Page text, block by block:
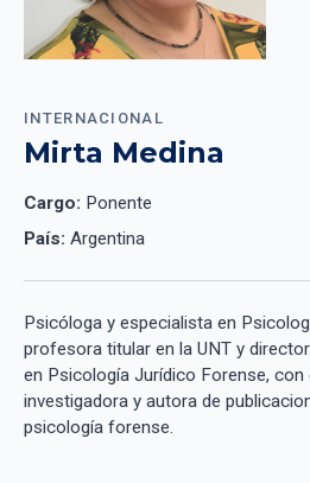
INTERNACIONAL
Mirta Medina
Cargo: Ponente
País: Argentina
Psicóloga y especialista en
profesora titular en la UNT y
en Psicología Jurídico Forense,
investigadora y autora de
psicología forense.